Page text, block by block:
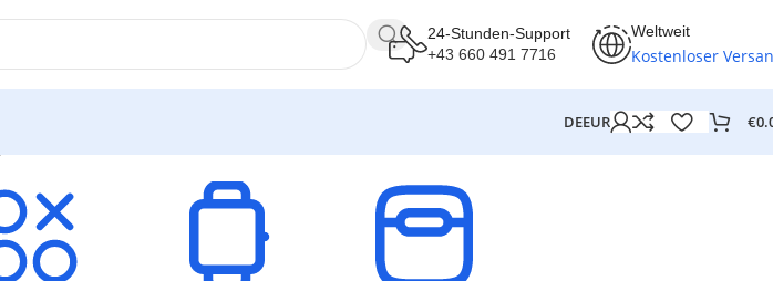
24-Stunden-Support
+43 660 491 7716
Weltweit
Kostenloser
DEEUR €